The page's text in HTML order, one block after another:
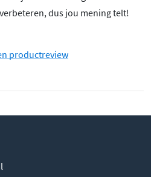
dus jou mening telt!
productreview